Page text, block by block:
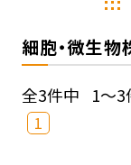
細胞・微生物
全3件中 1～3
1